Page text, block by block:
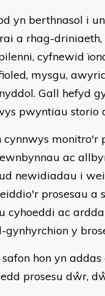
yn berthnasol i
a rhag-driniaeth,
cyfnewid
mysgu,
Gall hefyd
pwyntiau storio
cynnwys monitro'r
ac
newidiadau i
prosesau a
cyhoeddi ac
gynhyrchion y
safon hon yn
prosesu dŵr,